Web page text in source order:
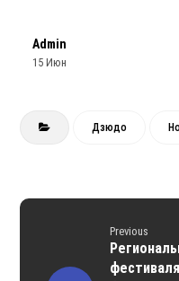
Admin
15 Июн
Дзюдо
Previous